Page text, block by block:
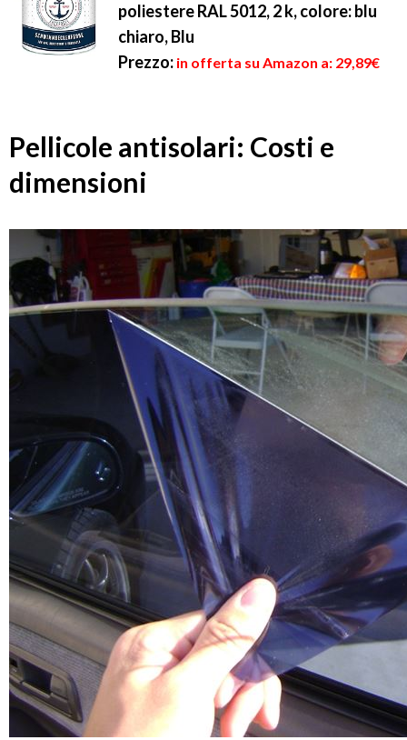
poliestere RAL 5012, 2 k, colore: blu
chiaro, Blu
Prezzo: in offerta su Amazon a: 29,89€
Pellicole antisolari: Costi e
dimensioni